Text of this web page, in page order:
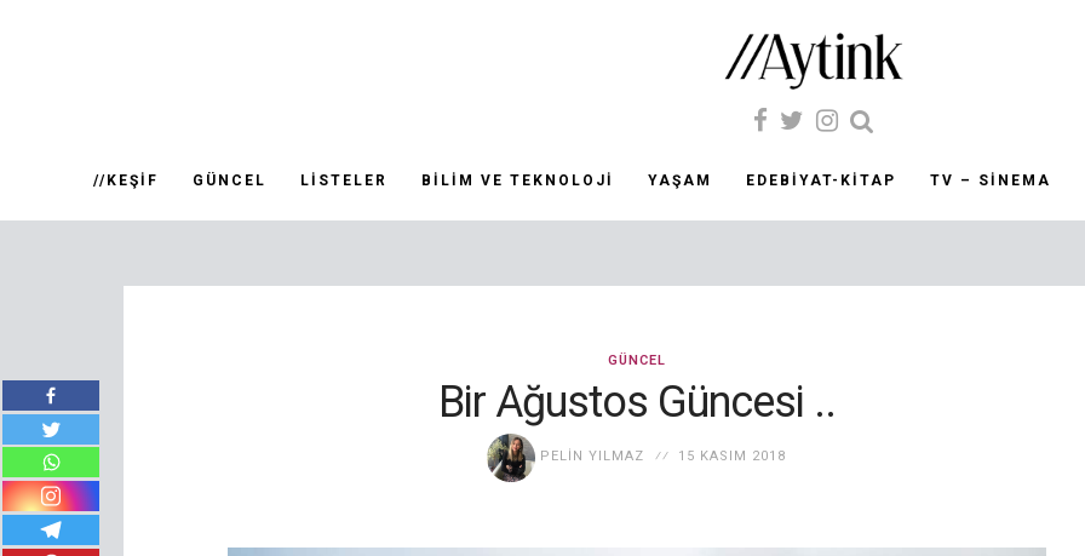
//KEŞIF GÜNCEL LISTELER BILIM VE TEKNOLOJI YAŞAM EDEBIYAT-KITAP TV – SINEMA
GÜNCEL
Bir Ağustos Güncesi ..
PELIN YILMAZ 15 KASIM 2018